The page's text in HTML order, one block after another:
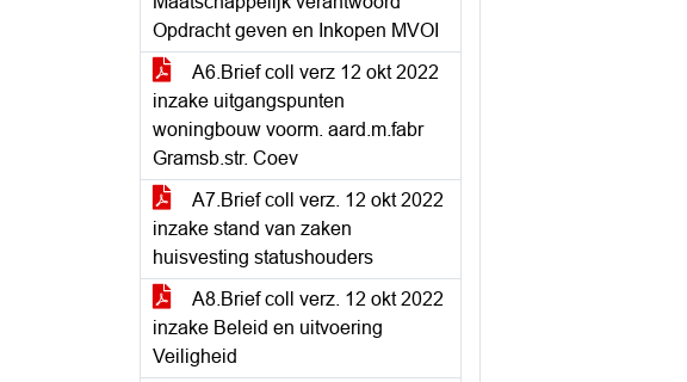
Opdracht geven en Inkopen MVOI
A6.Brief coll verz 12 okt 2022
inzake uitgangspunten
woningbouw voorm. aard.m.fabr
Gramsb.str. Coev
A7.Brief coll verz. 12 okt 2022
inzake stand van zaken
huisvesting statushouders
A8.Brief coll verz. 12 okt 2022
inzake Beleid en uitvoering
Veiligheid